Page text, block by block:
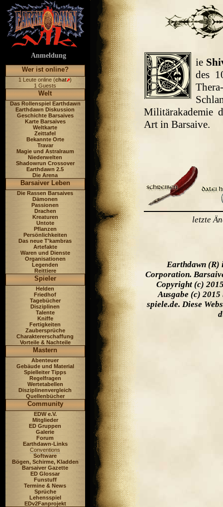
Anmeldung
Wer ist online?
1 Leute online (chat )
1 Guests
Welt
Das Rollenspiel Earthdawn
Earthdawn Diskussion
Geschichte Barsaives
Karte Barsaives
Weltkarte
Zeittafel
Bekannte Orte
Travar
Magie und Astralraum
Niederwelten
Shadowrun Crossover
Earthdawn 2.5
Die Arena
Barsaiver Leben
Die Rassen Barsaives
Dämonen
Passionen
Drachen
Kreaturen
Untote
Pflanzen
Persönlichkeiten
Das neue T'kambras
Artefakte
Waren und Dienste
Organisationen
Legenden
Reittiere
Spieler
Helden
Friedhof
Tagebücher
Disziplinen
Talente
Kniffe
Fertigkeiten
Zaubersprüche
Charaktererschaffung
Vorteile & Nachteile
Mastern
Abenteuer
Gebäude und Material
Spielleiter Tipps
Regelfragen
Wertetabellen
Disziplinenvergleich
Quellenbücher
Community
EDW e.V.
Mitglieder
ED Gruppen
Galerie
Forum
Earthdawn-Links
Conventions
Software
Bögen, Schirme, Kladden
Barsaiver Gazette
ED Glossar
Funstuff
Termine & News
Sprüche
Lehensspiel
EDv2Fanprojekt
ie
des
Militärakademie
Art in Barsaive.
letzte
Earthdawn (R)
Corporation.
Copyright (c)
Ausgabe (c) 2015
spiele.de. Diese